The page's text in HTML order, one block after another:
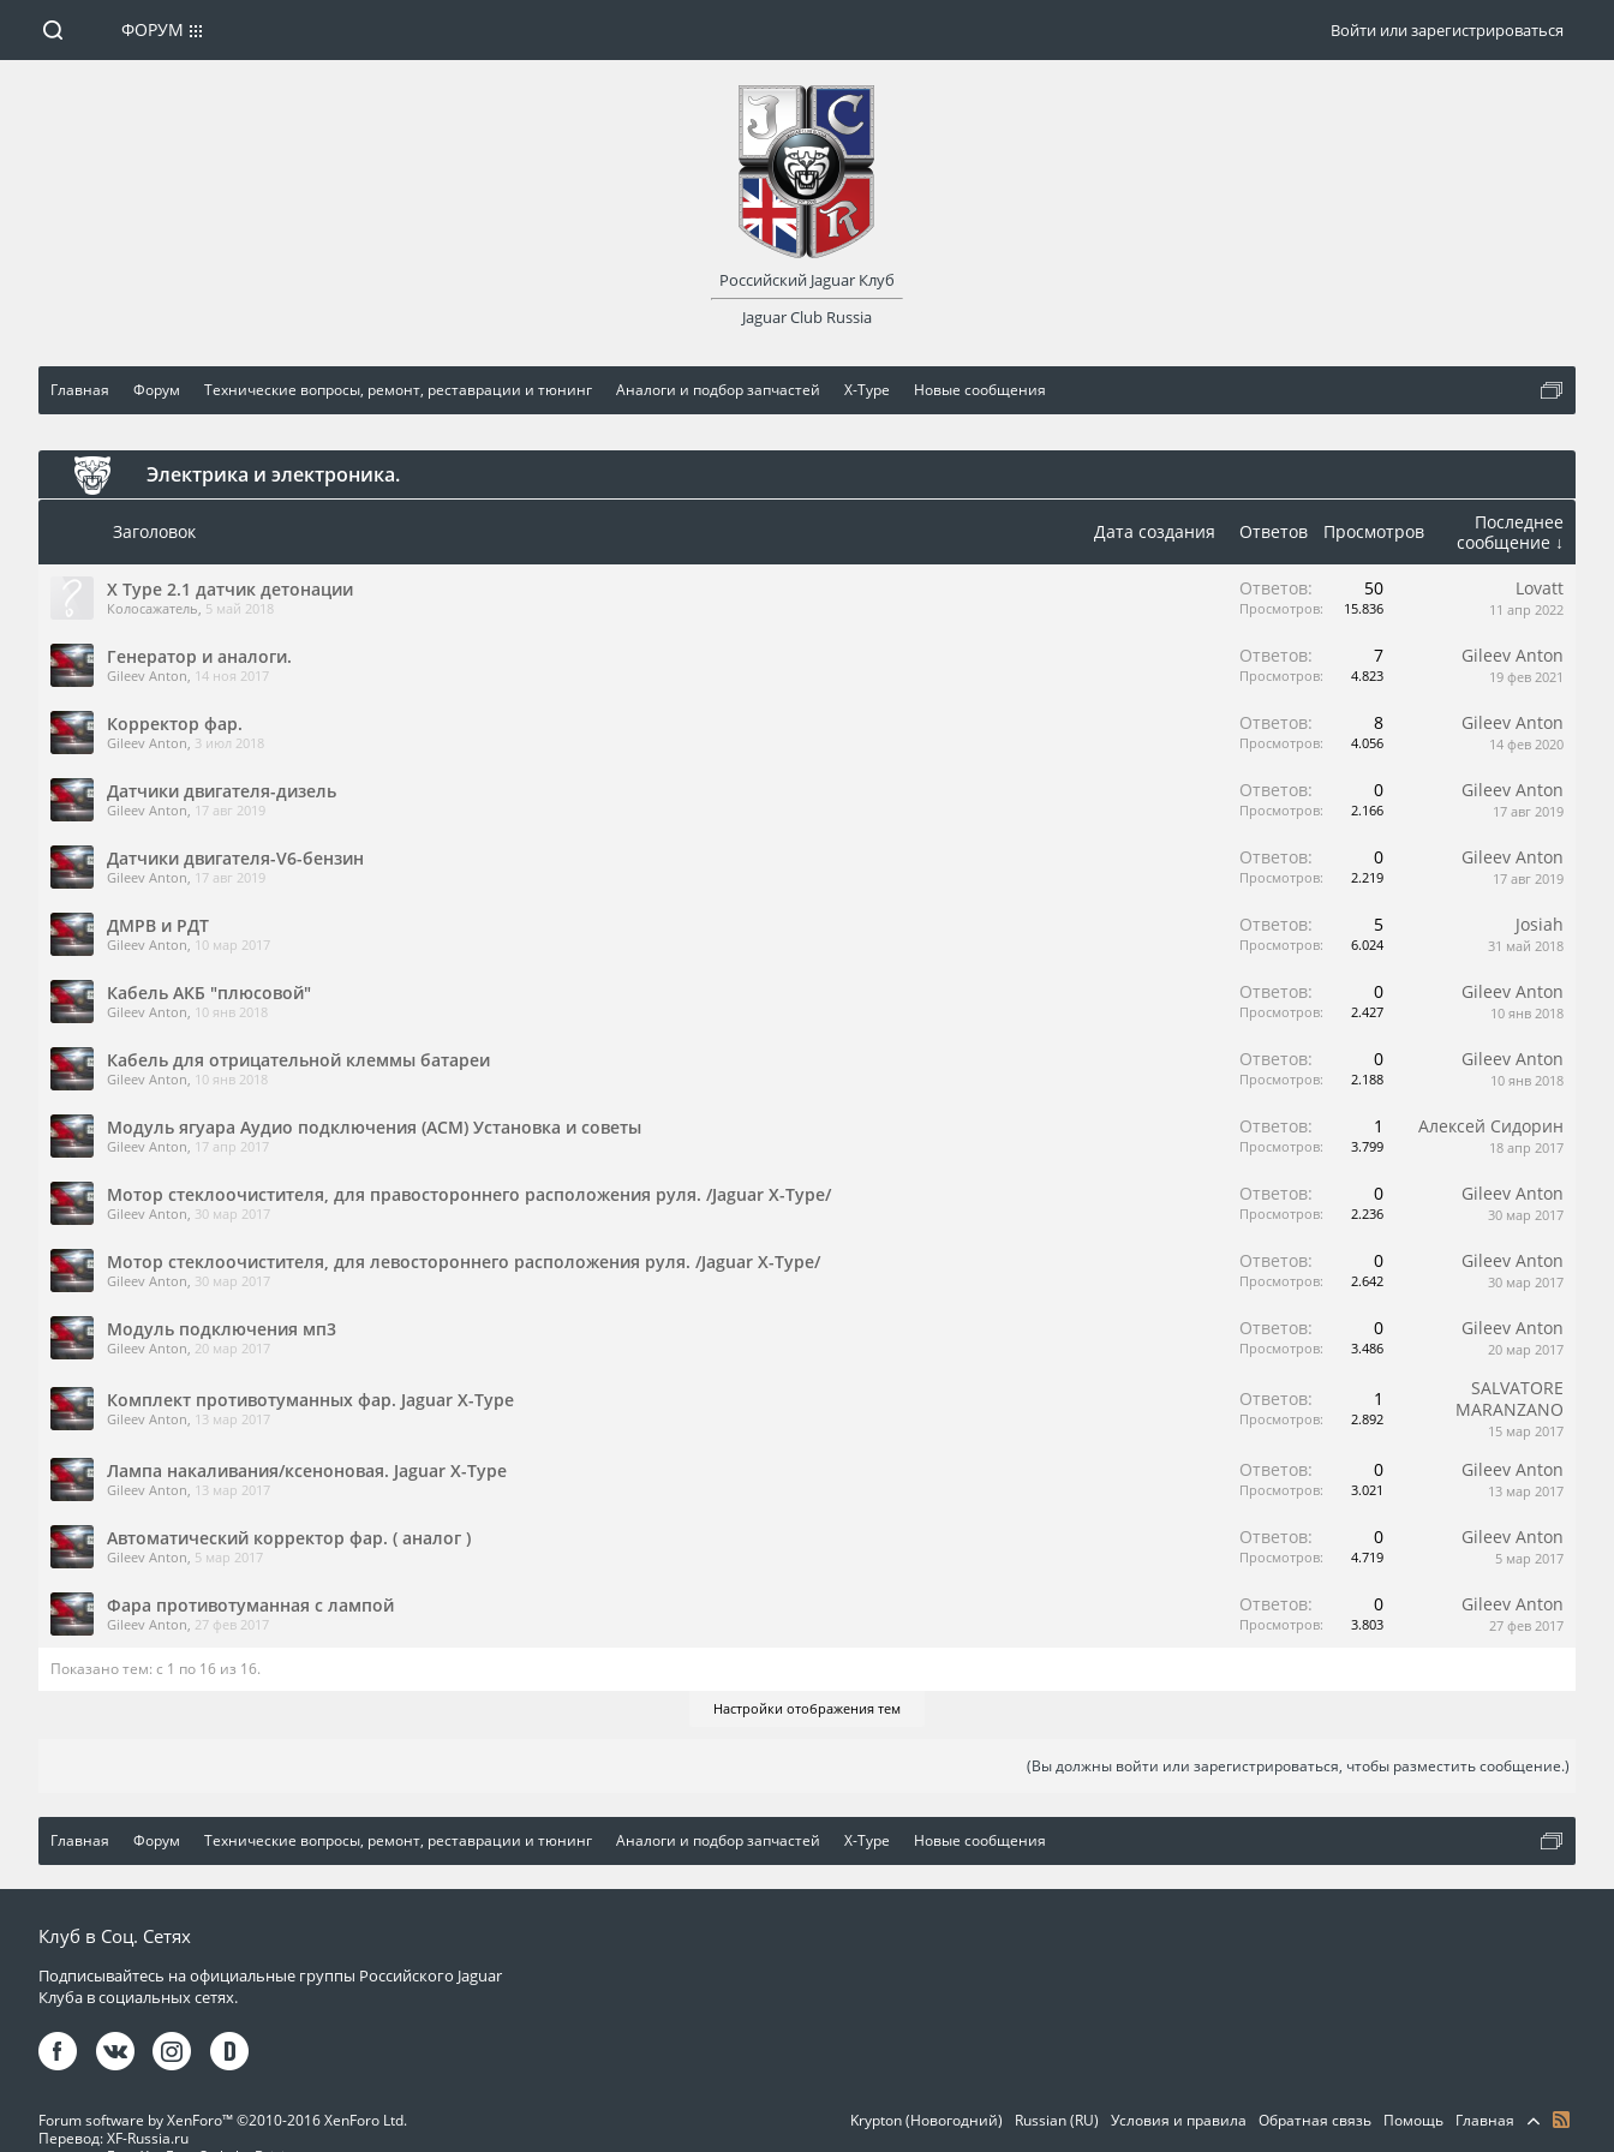
Главная Форум Технические вопросы, ремонт, реставрации и тюнинг Аналоги и подбор запчастей X-Type Новые сообщения
Электрика и электроника.
Заголовок Дата создания Ответов Просмотров
Последнее
сообщение ↓
X Type 2.1 датчик детонации
Колосажатель, 5 май 2018
Ответов: 50
Просмотров: 15.836
Lovatt
11 апр 2022
Генератор и аналоги.
Gileev Anton, 14 ноя 2017
Ответов: 7
Просмотров: 4.823
Gileev Anton
19 фев 2021
Корректор фар.
Gileev Anton, 3 июл 2018
Ответов: 8
Просмотров: 4.056
Gileev Anton
14 фев 2020
Датчики двигателя-дизель
Gileev Anton, 17 авг 2019
Ответов: 0
Просмотров: 2.166
Gileev Anton
17 авг 2019
Датчики двигателя-V6-бензин
Gileev Anton, 17 авг 2019
Ответов: 0
Просмотров: 2.219
Gileev Anton
17 авг 2019
ДМРВ и РДТ
Gileev Anton, 10 мар 2017
Ответов: 5
Просмотров: 6.024
Josiah
31 май 2018
Кабель АКБ "плюсовой"
Gileev Anton, 10 янв 2018
Ответов: 0
Просмотров: 2.427
Gileev Anton
10 янв 2018
Кабель для отрицательной клеммы батареи
Gileev Anton, 10 янв 2018
Ответов: 0
Просмотров: 2.188
Gileev Anton
10 янв 2018
Модуль ягуара Аудио подключения (АСМ) Установка и советы
Gileev Anton, 17 апр 2017
Ответов: 1
Просмотров: 3.799
Алексей Сидорин
18 апр 2017
Мотор стеклоочистителя, для правостороннего расположения руля. /Jaguar X-Type/
Gileev Anton, 30 мар 2017
Ответов: 0
Просмотров: 2.236
Gileev Anton
30 мар 2017
Мотор стеклоочистителя, для левостороннего расположения руля. /Jaguar X-Type/
Gileev Anton, 30 мар 2017
Ответов: 0
Просмотров: 2.642
Gileev Anton
30 мар 2017
Модуль подключения мп3
Gileev Anton, 20 мар 2017
Ответов: 0
Просмотров: 3.486
Gileev Anton
20 мар 2017
Комплект противотуманных фар. Jaguar X-Type
Gileev Anton, 13 мар 2017
Ответов: 1
Просмотров: 2.892
SALVATORE
MARANZANO
15 мар 2017
Лампа накаливания/ксеноновая. Jaguar X-Type
Gileev Anton, 13 мар 2017
Ответов: 0
Просмотров: 3.021
Gileev Anton
13 мар 2017
Автоматический корректор фар. ( аналог )
Gileev Anton, 5 мар 2017
Ответов: 0
Просмотров: 4.719
Gileev Anton
5 мар 2017
Фара противотуманная с лампой
Gileev Anton, 27 фев 2017
Ответов: 0
Просмотров: 3.803
Gileev Anton
27 фев 2017
Показано тем: с 1 по 16 из 16.
Настройки отображения тем
(Вы должны войти или зарегистрироваться, чтобы разместить сообщение.)
Главная Форум Технические вопросы, ремонт, реставрации и тюнинг Аналоги и подбор запчастей X-Type Новые сообщения
ФОРУМ
Российский Jaguar Клуб
Jaguar Club Russia
Войти или зарегистрироваться
Клуб в Соц. Сетях
Подписывайтесь на официальные группы Российского Jaguar
Клуба в социальных сетях.
Forum software by XenForo™©2010-2016 XenForo Ltd.
Перевод:XF-Russia.ru
Krypton (Новогодний) Russian (RU) Условия и правила Обратная связь Помощь Главная